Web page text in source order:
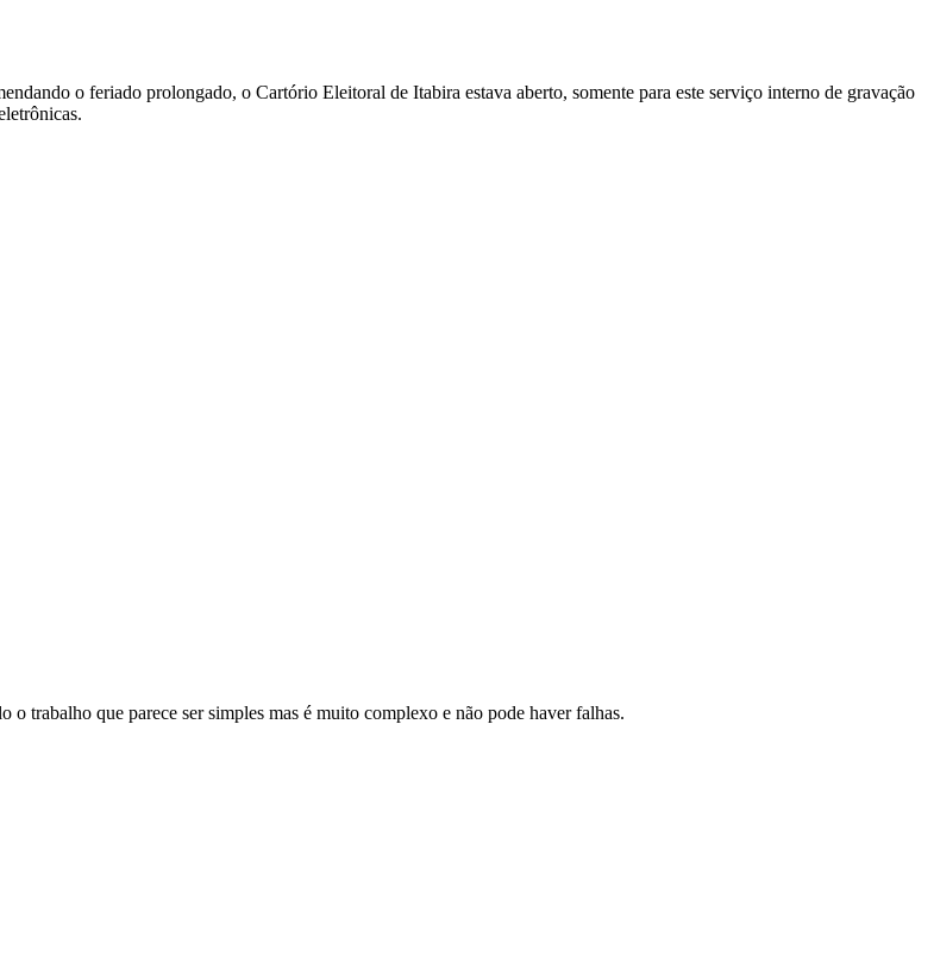
o feriado prolongado, o Cartório Eleitoral de Itabira estava aberto, somente para este serviço interno de gravação
trabalho que parece ser simples mas é muito complexo e não pode haver falhas.